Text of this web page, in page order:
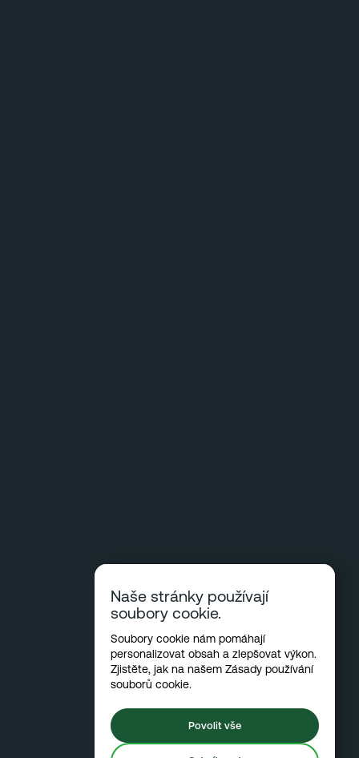
Naše stránky používají
soubory cookie.
Soubory cookie nám pomáhají
personalizovat obsah a zlepšovat výkon.
Zjistěte, jak na našem Zásady používání
souborů cookie.
Povolit vše